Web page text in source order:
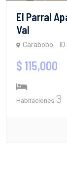
El Parral
Val
Carabobo
$ 115,000
Habitaciones 3